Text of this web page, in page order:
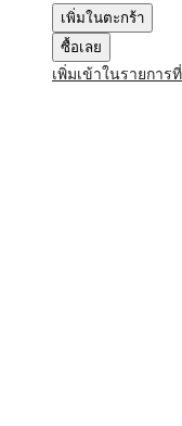
เพิ่มในตะกร้า
ซื้อเลย
เพิ่มเข้าในรายการ